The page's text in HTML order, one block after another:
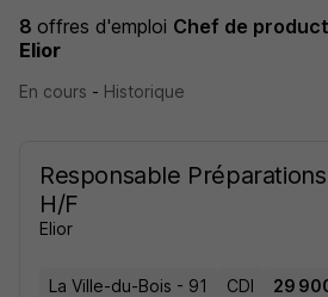
8 offres d'emploi Chef de
Elior
En cours - Historique
Responsable
H/F
Elior
La Ville-du-Bois - 91 CDI 29